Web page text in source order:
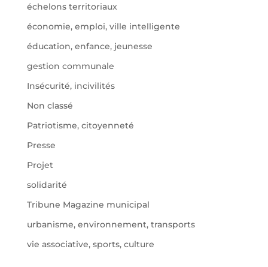
échelons territoriaux
économie, emploi, ville intelligente
éducation, enfance, jeunesse
gestion communale
Insécurité, incivilités
Non classé
Patriotisme, citoyenneté
Presse
Projet
solidarité
Tribune Magazine municipal
urbanisme, environnement, transports
vie associative, sports, culture